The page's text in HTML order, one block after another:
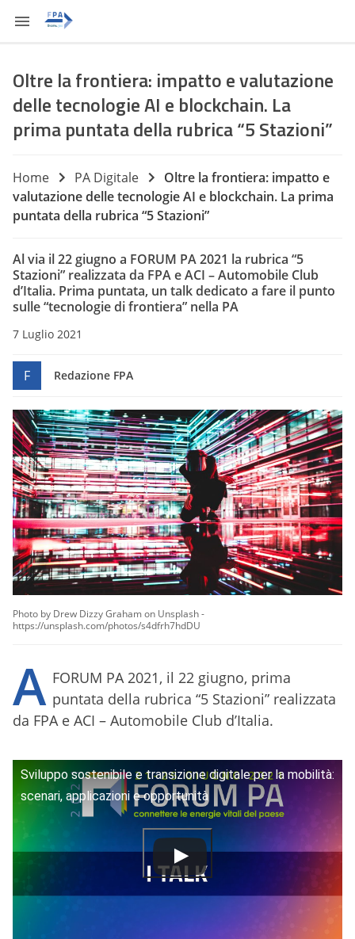
Oltre la frontiera: impatto e valutazione
delle tecnologie AI e blockchain. La
prima puntata della rubrica “5 Stazioni”
Home PA Digitale
Oltre la frontiera: impatto e
valutazione delle tecnologie AI e blockchain. La prima
puntata della rubrica “5 Stazioni”
Al via il 22 giugno a FORUM PA 2021 la rubrica “5
Stazioni” realizzata da FPA e ACI – Automobile Club
d’Italia. Prima puntata, un talk dedicato a fare il punto
sulle “tecnologie di frontiera” nella PA
7 Luglio 2021
F Redazione FPA
Photo by Drew Dizzy Graham on Unsplash -
https://unsplash.com/photos/s4dfrh7hdDU
A FORUM PA 2021, il 22 giugno, prima
puntata della rubrica “5 Stazioni” realizzata
da FPA e ACI – Automobile Club d’Italia.
Sviluppo sostenibile e transizione digitale per la mobilità:
scenari, applicazioni e opportunità